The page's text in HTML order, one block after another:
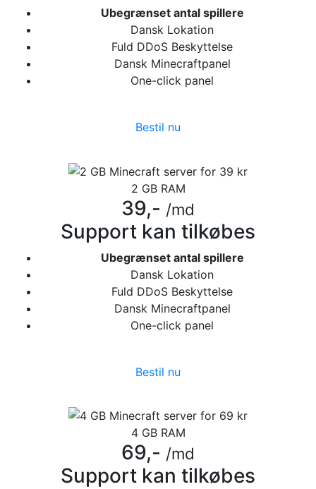
Ubegrænset antal spillere
Dansk Lokation
Fuld DDoS Beskyttelse
Dansk Minecraftpanel
One-click panel
Bestil nu
2 GB RAM
39,- /md
Support kan tilkøbes
Ubegrænset antal spillere
Dansk Lokation
Fuld DDoS Beskyttelse
Dansk Minecraftpanel
One-click panel
Bestil nu
4 GB RAM
69,- /md
Support kan tilkøbes